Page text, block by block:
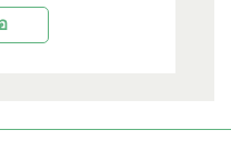
ดินทางชาวไทย ด้วยเวลา
อเอาใจผู้อ่านพาไปเที่ยวที่
ง